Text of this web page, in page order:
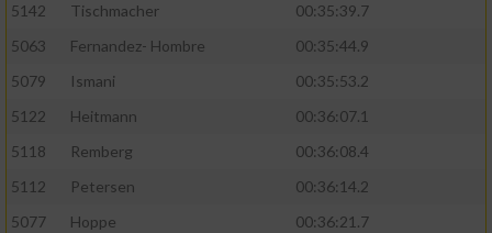
5142
Tischmacher
00:35:39.7
5063
Fernandez- Hombre
00:35:44.9
5079
Ismani
00:35:53.2
5122
Heitmann
00:36:07.1
5118
Remberg
00:36:08.4
5112
Petersen
00:36:14.2
5077
Hoppe
00:36:21.7